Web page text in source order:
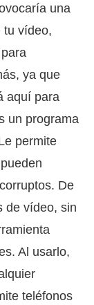
una
tu vídeo,
ya que
aquí para
un programa
permite
De
de vídeo, sin
Al usarlo,
teléfonos